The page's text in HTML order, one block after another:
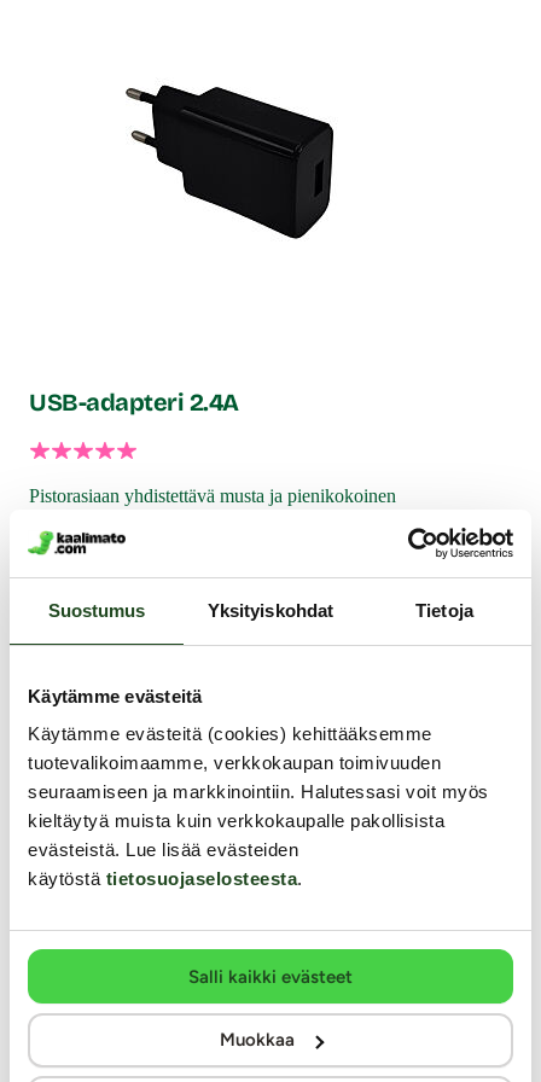
Suostumus Yksityiskohdat Tietoja
Käytämme evästeitä
Käytämme evästeitä (cookies) kehittääksemme
tuotevalikoimaamme, verkkokaupan toimivuuden
seuraamiseen ja markkinointiin. Halutessasi voit myös
kieltäytyä muista kuin verkkokaupalle pakollisista
evästeistä. Lue lisää evästeiden
käytöstä tietosuojaselosteesta.
Salli kaikki evästeet
Muokkaa
Toimii: Ladataan laitteen oman USB-kaapelin avulla.
USB-laturi ei sisälly pakkaukseen.
Äänenvoimakkuus: n. 60 dB
Kaukosäätimen mitat: L 4,8 cm, K 1,9 cm
Kaukosäädin ladataan mukana tulevan USB-kaapelin
Lähetyspaketin koko: 30 x 21 x 8 cm
Lähetyksen paino: ~ 0.5 kg
USB-adapteri 2.4A
Pistorasiaan yhdistettävä musta ja pienikokoinen
latauskaapelin lataat seksivälineesi helposti missä ja
milloin vain.
Yhdellä USB-portilla ja 2400 mA -teholla varustettu...
5.99 €
Samankaltaisia tuotteita